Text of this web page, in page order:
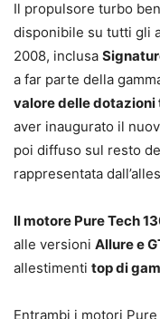
Il propulsore turbo
disponibile su tutti gli
2008, inclusa
a far parte della
valore delle
aver inaugurato il
poi diffuso sul resto
rappresentata
Il motore Pure Tech
alle versioni Allure e
allestimenti top di
Entrambi i motori